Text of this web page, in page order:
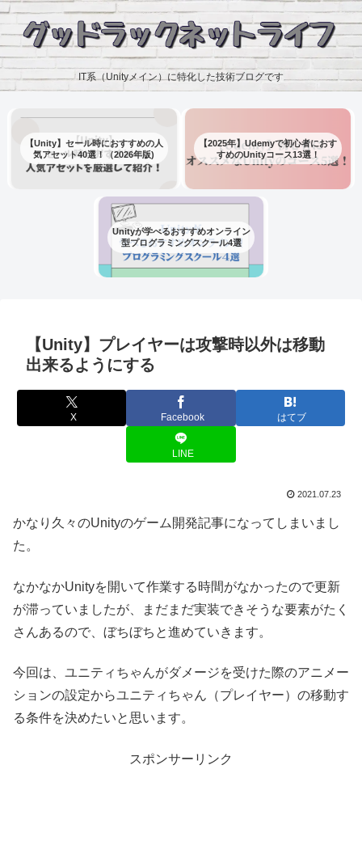
IT系（Unityメイン）に特化した技術ブログです
【Unity】セール時におすすめの人
気アセット40選！（2026年版)
【2025年】Udemyで初心者におす
すめのUnityコース13選！
Unityが学べるおすすめオンライン
型プログラミングスクール4選
【Unity】プレイヤーは攻撃時以外は移動
出来るようにする
X Facebook はてブ
LINE
2021.07.23
かなり久々のUnityのゲーム開発記事になってしまいまし
た。
なかなかUnityを開いて作業する時間がなかったので更新
が滞っていましたが、まだまだ実装できそうな要素がたく
さんあるので、ぼちぼちと進めていきます。
今回は、ユニティちゃんがダメージを受けた際のアニメー
ションの設定からユニティちゃん（プレイヤー）の移動す
る条件を決めたいと思います。
スポンサーリンク